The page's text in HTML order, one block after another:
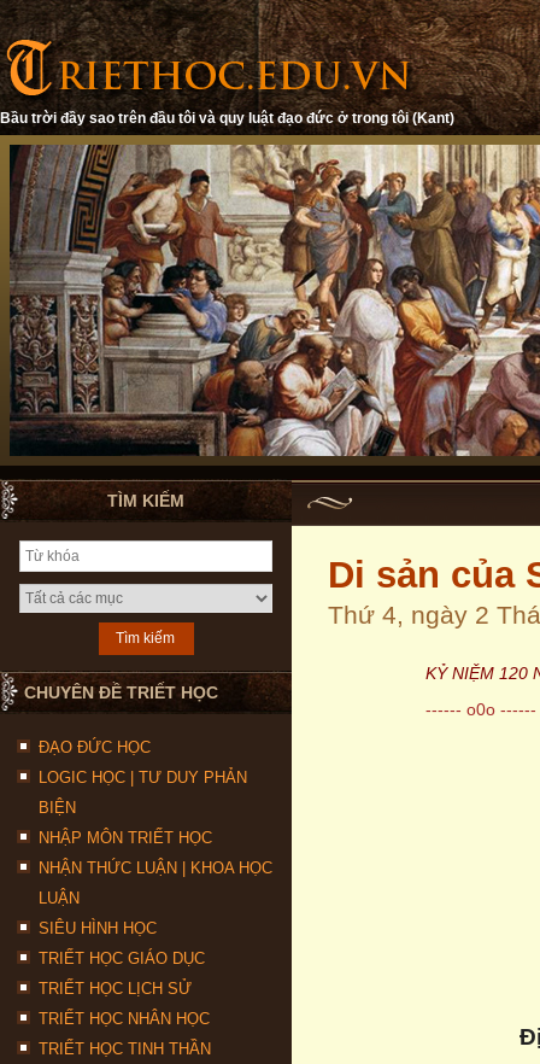
Bầu trời đầy sao trên đầu tôi và quy luật đạo đức ở trong tôi (Kant)
TÌM KIẾM
CHUYÊN ĐỀ TRIẾT HỌC
ĐẠO ĐỨC HỌC
LOGIC HỌC | TƯ DUY PHẢN
BIỆN
NHẬP MÔN TRIẾT HỌC
NHẬN THỨC LUẬN | KHOA HỌC
LUẬN
SIÊU HÌNH HỌC
TRIẾT HỌC GIÁO DỤC
TRIẾT HỌC LỊCH SỬ
TRIẾT HỌC NHÂN HỌC
TRIẾT HỌC TINH THẦN
Di sản của
Thứ 4, ngày 2
KỶ NIỆM 120
------ o0o ------